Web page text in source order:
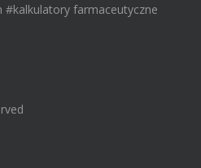
farmaceutyczne